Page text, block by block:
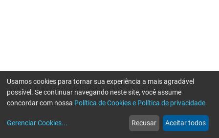
web
Notícias
more_horiz
Mais
Usamos cookies para tornar sua experiência a mais agradável
possível. Se continuar navegando neste site, você assume
concordar com nossa Política de Cookies e Política de privacidade
Gerenciar Cookies... Recusar Aceitar todos
Erro ao enviar informações, por favor tente novamente